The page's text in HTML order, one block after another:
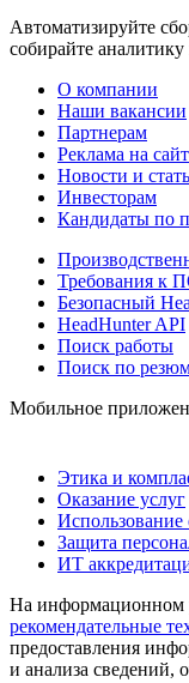
Автоматизируйте
собирайте
О компании
Наши вакансии
Партнерам
Реклама на
Новости и
Инвесторам
Кандидаты по
Требования к
Безопасный
HeadHunter API
Поиск работы
Поиск по
Мобильное
Этика и
Оказание услуг
Использование
Защита
ИТ
На информационном
рекомендательные
предоставления
и анализа сведений,